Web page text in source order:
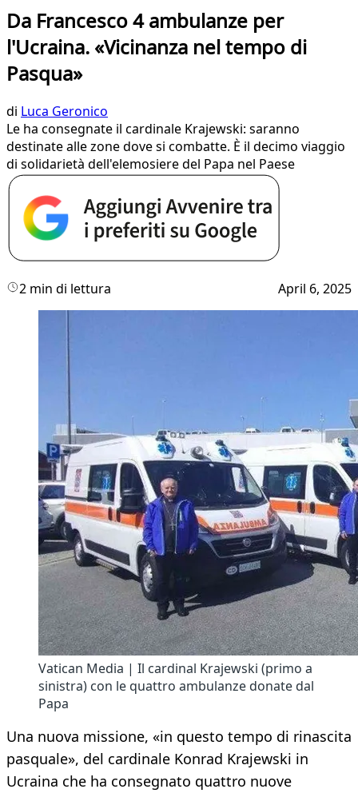
Da Francesco 4 ambulanze per
l'Ucraina. «Vicinanza nel tempo di
Pasqua»
di Luca Geronico
Le ha consegnate il cardinale Krajewski: saranno
destinate alle zone dove si combatte. È il decimo viaggio
di solidarietà dell'elemosiere del Papa nel Paese
2 min di lettura April 6, 2025
Vatican Media | Il cardinal Krajewski (primo a
sinistra) con le quattro ambulanze donate dal
Papa
Una nuova missione, «in questo tempo di rinascita
pasquale», del cardinale Konrad Krajewski in
Ucraina che ha consegnato quattro nuove